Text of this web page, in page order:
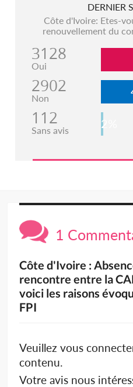
DERNIER
Côte d'Ivoire: Etes-
renouvellement du
3128
Oui
2902
Non
112
Sans avis 2%
1
Côte d'Ivoire :
rencontre entre la
voici les raisons
FPI
Veuillez vous
contenu.
Votre avis nous